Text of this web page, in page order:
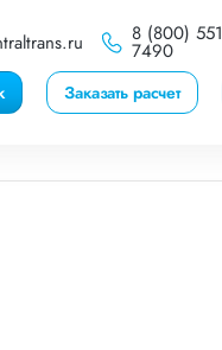
8 (800) 551
7490
Заказать расчет